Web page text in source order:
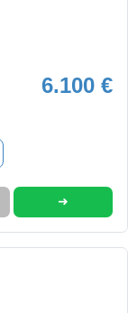
6.100 €
➜